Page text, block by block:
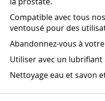
Compatible avec tous
ventousé pour des
Abandonnez-vous à
Utiliser avec un lubrifiant
Nettoyage eau et savon